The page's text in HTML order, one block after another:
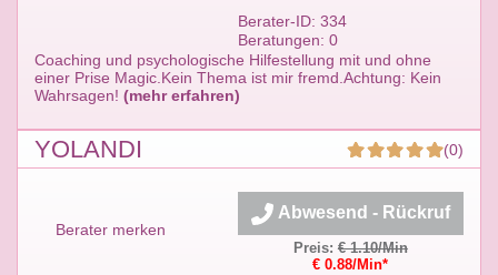
Coaching und psychologische Hilfestellung mit und ohne
einer Prise Magic.Kein Thema ist mir fremd.Achtung: Kein
Wahrsagen! (mehr erfahren)
Berater-ID: 334
Beratungen: 0
YOLANDI (0)
Berater merken
Abwesend - Rückruf
Preis:€ 1.10/Min
€ 0.88/Min*